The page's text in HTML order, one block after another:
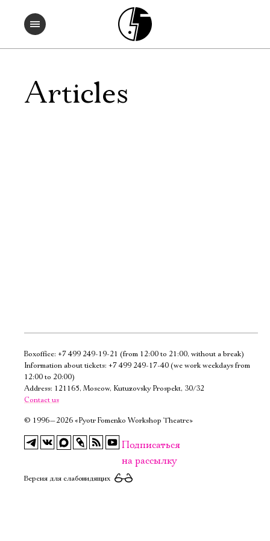
Articles
Boxoffice: +7 499 249-19-21 (from 12:00 to 21:00, without a break)
Information about tickets: +7 499 249-17-40 (we work weekdays from
12:00 to 20:00)
Address: 121165, Moscow, Kutuzovsky Prospekt, 30/32
Contact us
© 1996—2026 «Pyotr Fomenko Workshop Theatre»
Подписаться
на рассылку
Версия для слабовидящих
Электропочта
Ознакомиться